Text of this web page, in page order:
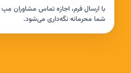
با ارسال فرم، اجازه تماس مشاوران
شما محرمانه نگه‌داری می‌شود.